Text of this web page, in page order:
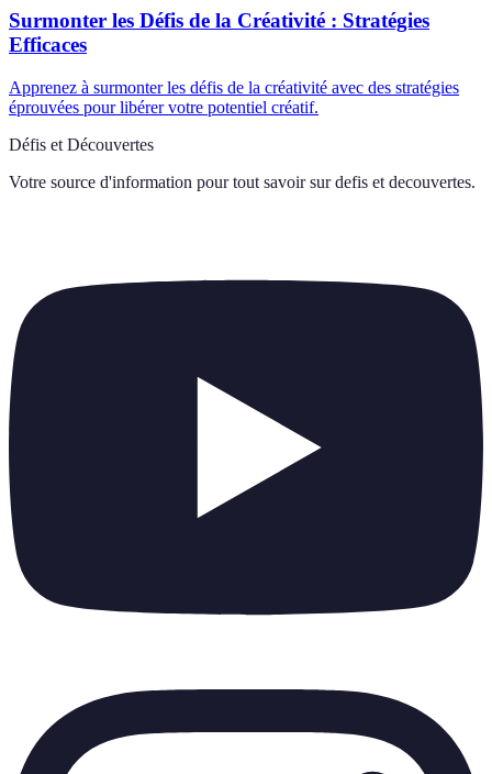
Surmonter les Défis de la Créativité : Stratégies
Efficaces
Apprenez à surmonter les défis de la créativité avec des stratégies
éprouvées pour libérer votre potentiel créatif.
Défis et Découvertes
Votre source d'information pour tout savoir sur defis et decouvertes.